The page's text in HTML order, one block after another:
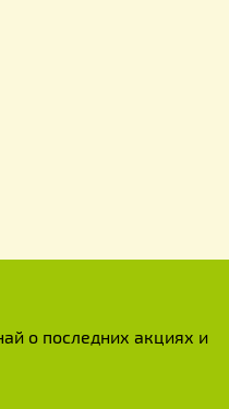
о последних акциях и